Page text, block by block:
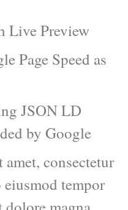
Live Preview
Page Speed as
JSON LD
by Google
consectetur
tempor